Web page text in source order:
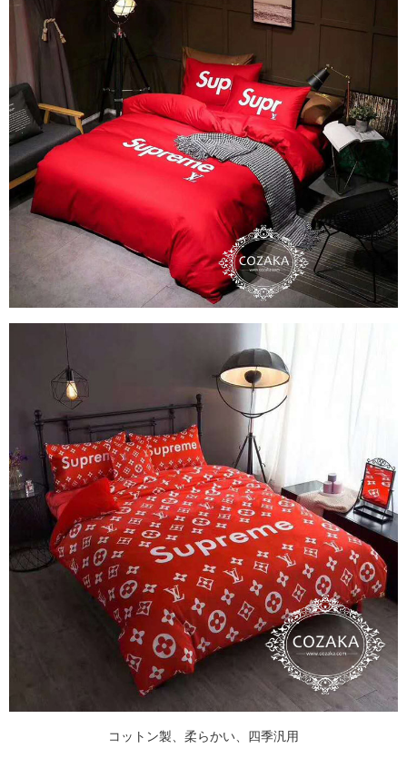
コットン製、柔らかい、四季汎用